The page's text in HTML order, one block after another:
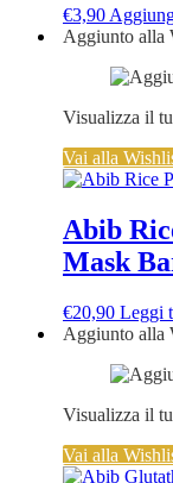
€3,90
Aggiunto alla
Visualizza il
Vai alla
Abib
Mask
€20,90 Leggi
Aggiunto alla
Visualizza il
Vai alla